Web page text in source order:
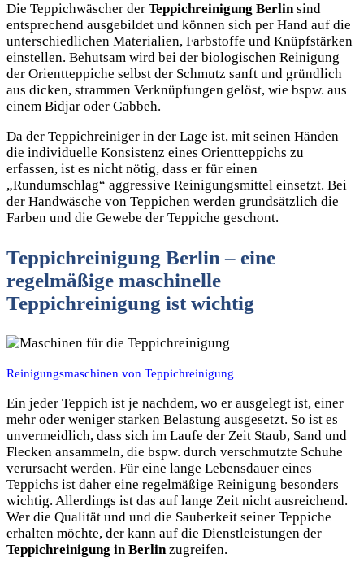
Die Teppichwäscher der Teppichreinigung Berlinsind
entsprechend ausgebildet und können sich per Hand auf die
unterschiedlichen Materialien, Farbstoffe und Knüpfstärken
einstellen. Behutsam wird bei der biologischen Reinigung
der Orientteppiche selbst der Schmutz sanft und gründlich
aus dicken, strammen Verknüpfungen gelöst, wie bspw. aus
einem Bidjar oder Gabbeh.
Da der Teppichreiniger in der Lage ist, mit seinen Händen
die individuelle Konsistenz eines Orientteppichs zu
erfassen, ist es nicht nötig, dass er für einen
„Rundumschlag“ aggressive Reinigungsmittel einsetzt. Bei
der Handwäsche von Teppichen werden grundsätzlich die
Farben und die Gewebe der Teppiche geschont.
Teppichreinigung Berlin – eine
regelmäßige maschinelle
Teppichreinigung ist wichtig
Reinigungsmaschinen von Teppichreinigung
Ein jeder Teppich ist je nachdem, wo er ausgelegt ist, einer
mehr oder weniger starken Belastung ausgesetzt. So ist es
unvermeidlich, dass sich im Laufe der Zeit Staub, Sand und
Flecken ansammeln, die bspw. durch verschmutzte Schuhe
verursacht werden. Für eine lange Lebensdauer eines
Teppichs ist daher eine regelmäßige Reinigung besonders
wichtig. Allerdings ist das auf lange Zeit nicht ausreichend.
Wer die Qualität und und die Sauberkeit seiner Teppiche
erhalten möchte, der kann auf die Dienstleistungen der
Teppichreinigung in Berlinzugreifen.